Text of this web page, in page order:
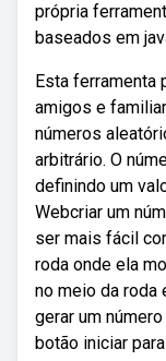
própria
baseados em
Esta ferramenta
amigos e
números
arbitrário. O
definindo um
Webcriar um
ser mais fácil
roda onde ela
no meio da roda
gerar um
botão iniciar